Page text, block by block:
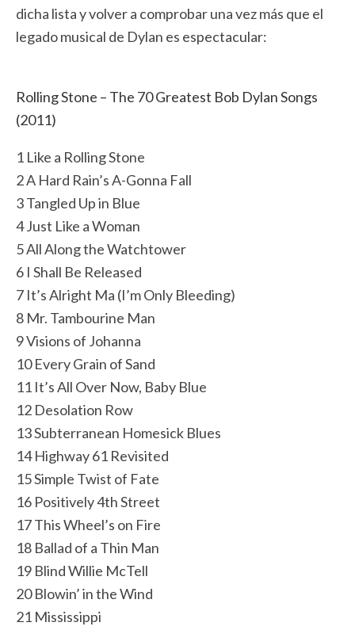
dicha lista y volver a comprobar una vez más que el
legado musical de Dylan es espectacular:
Rolling Stone – The 70 Greatest Bob Dylan Songs
(2011)
1 Like a Rolling Stone
2 A Hard Rain’s A-Gonna Fall
3 Tangled Up in Blue
4 Just Like a Woman
5 All Along the Watchtower
6 I Shall Be Released
7 It’s Alright Ma (I’m Only Bleeding)
8 Mr. Tambourine Man
9 Visions of Johanna
10 Every Grain of Sand
11 It’s All Over Now, Baby Blue
12 Desolation Row
13 Subterranean Homesick Blues
14 Highway 61 Revisited
15 Simple Twist of Fate
16 Positively 4th Street
17 This Wheel’s on Fire
18 Ballad of a Thin Man
19 Blind Willie McTell
20 Blowin’ in the Wind
21 Mississippi